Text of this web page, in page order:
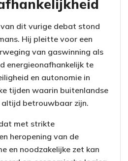
dit vurige debat stond
Hij pleitte voor een
van gaswinning als
energieonafhankelijk te
en autonomie in
tijden waarin buitenlandse
altijd betrouwbaar zijn.
met strikte
heropening van de
en noodzakelijke zet kan